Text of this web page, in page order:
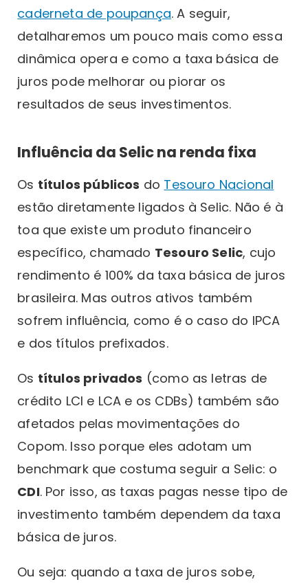
caderneta de poupança. A seguir,
detalharemos um pouco mais como essa
dinâmica opera e como a taxa básica de
juros pode melhorar ou piorar os
resultados de seus investimentos.
Influência da Selic na renda fixa
Os títulos públicos do Tesouro Nacional
estão diretamente ligados à Selic. Não é à
toa que existe um produto financeiro
específico, chamado Tesouro Selic, cujo
rendimento é 100% da taxa básica de juros
brasileira. Mas outros ativos também
sofrem influência, como é o caso do IPCA
e dos títulos prefixados.
Os títulos privados (como as letras de
crédito LCI e LCA e os CDBs) também são
afetados pelas movimentações do
Copom. Isso porque eles adotam um
benchmark que costuma seguir a Selic: o
CDI. Por isso, as taxas pagas nesse tipo de
investimento também dependem da taxa
básica de juros.
Ou seja: quando a taxa de juros sobe,